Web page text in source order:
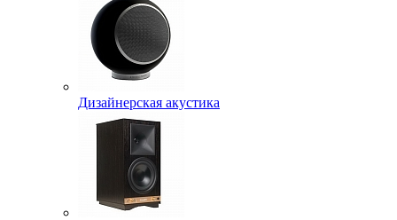
Дизайнерская акустика